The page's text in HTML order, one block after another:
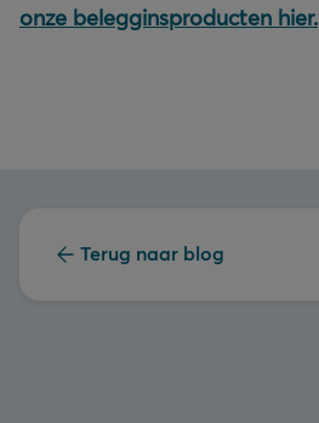
onze belegginsproducten hier.
Terug naar blog